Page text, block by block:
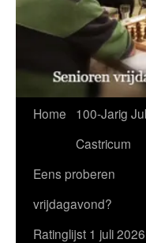
Home
100-Jarig
Castricum
Eens proberen
vrijdagavond?
Ratinglijst 1 juli